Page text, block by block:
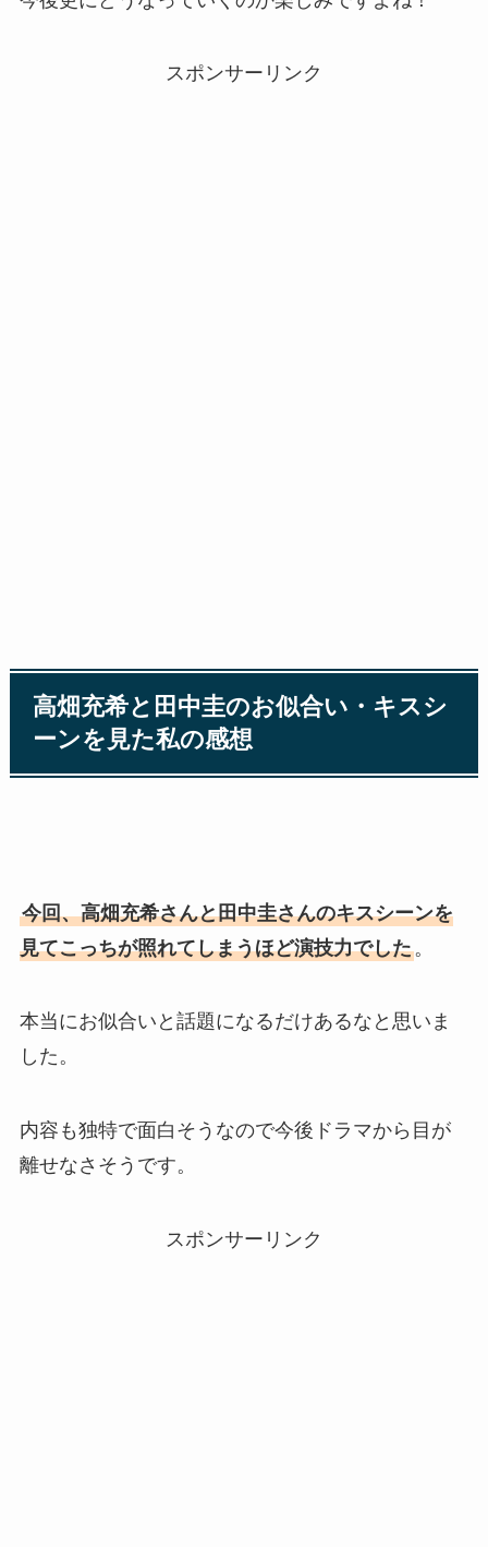
スポンサーリンク
高畑充希と田中圭のお似合い・キスシ
ーンを見た私の感想
今回、高畑充希さんと田中圭さんのキスシーンを
見てこっちが照れてしまうほど演技力でした。
本当にお似合いと話題になるだけあるなと思いま
した。
内容も独特で面白そうなので今後ドラマから目が
離せなさそうです。
スポンサーリンク